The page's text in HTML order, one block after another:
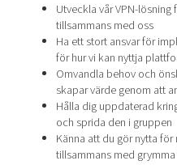
LocationsUtveckla vår VPN-
tillsammans med oss
Ha ett stort ansvar för
för hur vi kan nyttja
Omvandla behov och
skapar värde genom att
Hålla dig uppdaterad
och sprida den i gruppen
Känna att du gör nytta
tillsammans med